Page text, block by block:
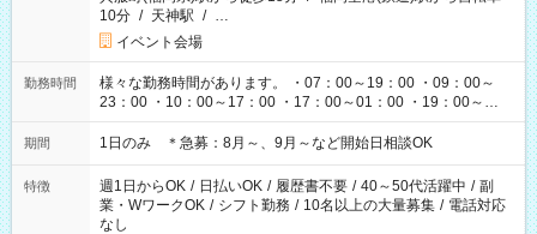
10分 / 天神駅 / …
イベント会場
勤務時間
様々な勤務時間があります。 ・07：00～19：00 ・09：00～
23：00 ・10：00～17：00 ・17：00～01：00 ・19：00～
03：00 etc イベント・ライブの開催時間によって変わりま
す。
期間 1日のみ ＊急募：8月～、9月～など開始日相談OK
特徴 週1日からOK / 日払いOK / 履歴書不要 / 40～50代活躍中 / 副
業・WワークOK / シフト勤務 / 10名以上の大量募集 / 電話対応
なし